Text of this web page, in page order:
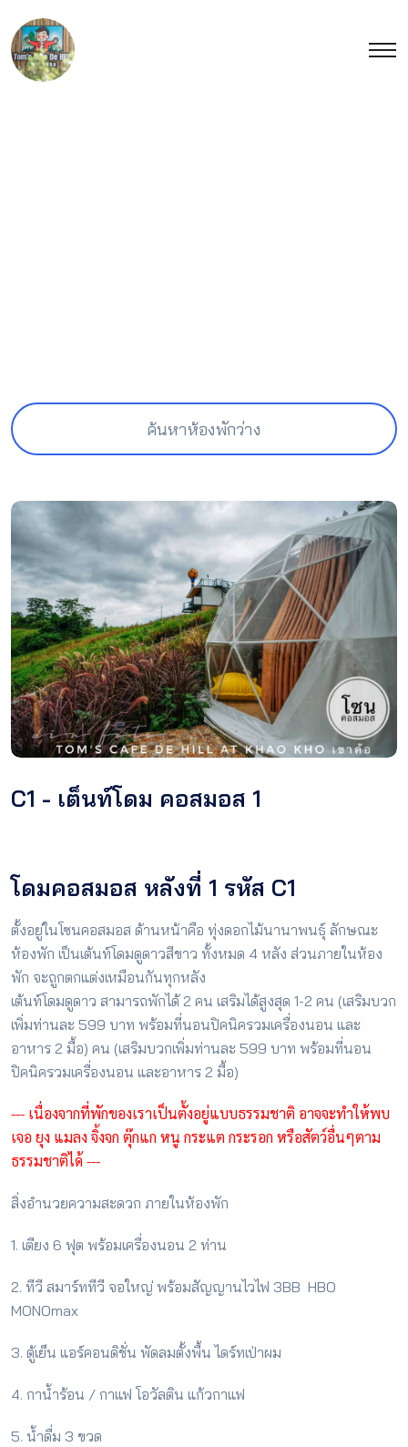
ค้นหาห้องพักว่าง
C1 - เต็นท์โดม คอสมอส 1
โดมคอสมอส หลังที่ 1 รหัส C1
ตั้งอยู่ในโซนคอสมอส ด้านหน้าคือ ทุ่งดอกไม้นานาพนธุ์ ลักษณะ
ห้องพัก เป็นเต้นท์โดมดูดาวสีขาว ทั้งหมด 4 หลัง ส่วนภายในห้อง
พัก จะถูกตกแต่งเหมือนกันทุกหลัง
เต้นท์โดมดูดาว สามารถพักได้ 2 คน เสริมได้สูงสุด 1-2 คน (เสริมบวก
เพิ่มท่านละ 599 บาท พร้อมที่นอนปิคนิครวมเครื่องนอน และ
อาหาร 2 มื้อ) คน (เสริมบวกเพิ่มท่านละ 599 บาท พร้อมที่นอน
ปิคนิครวมเครื่องนอน และอาหาร 2 มื้อ)
--- เนื่องจากที่พักของเราเป็นตั้งอยู่แบบธรรมชาติ อาจจะทำให้พบ
เจอ ยุง แมลง จิ้งจก ตุ๊กแก หนู กระแต กระรอก หรือสัตว์อื่นๆตาม
ธรรมชาติได้ ---
สิ่งอำนวยความสะดวก ภายในห้องพัก
1. เตียง 6 ฟุต พร้อมเครื่องนอน 2 ท่าน
2. ทีวี สมาร์ททีวี จอใหญ่ พร้อมสัญญานไวไฟ 3BB HBO
MONOmax
3. ตู้เย็น แอร์คอนดิชั่น พัดลมตั้งพื้น ไดร์ทเป่าผม
4. กาน้ำร้อน / กาแฟ โอวัลติน แก้วกาแฟ
5. น้ำดื่ม 3 ขวด